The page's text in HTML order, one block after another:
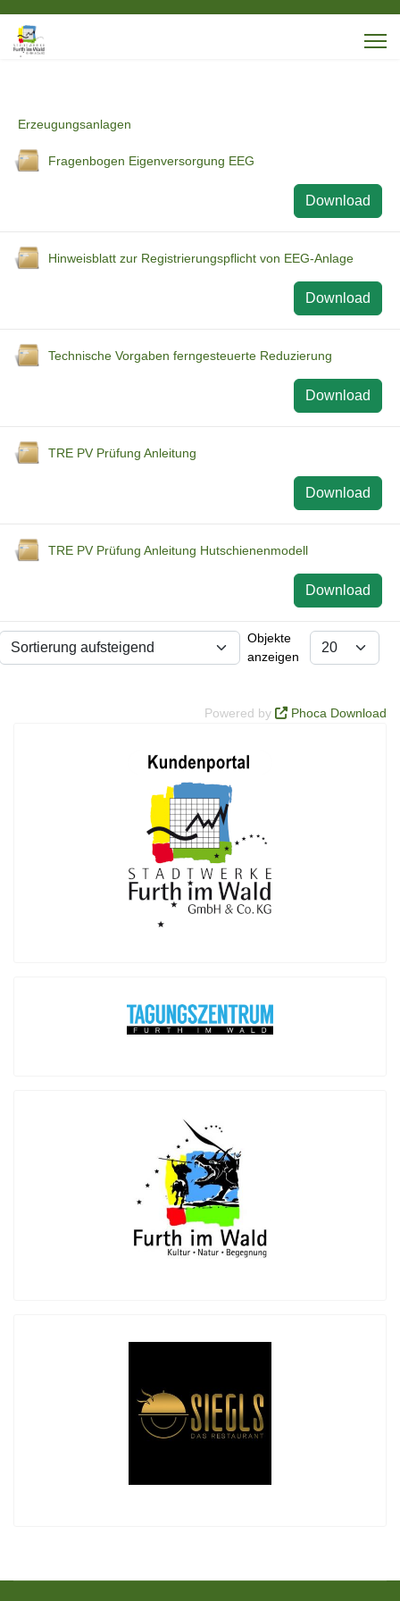
Erzeugungsanlagen
Fragenbogen Eigenversorgung EEG
Download
Hinweisblatt zur Registrierungspflicht von EEG-Anlage
Download
Technische Vorgaben ferngesteuerte Reduzierung
Download
TRE PV Prüfung Anleitung
Download
TRE PV Prüfung Anleitung Hutschienenmodell
Download
Objekte
anzeigen
Powered by Phoca Download